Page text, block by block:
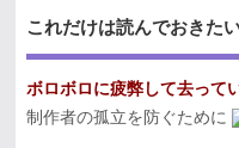
これだけは読んでおきた
ボロボロに疲弊して去って
制作者の孤立を防ぐために